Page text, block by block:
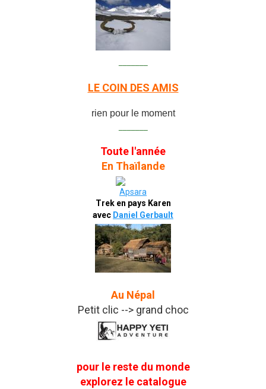
LE COIN DES AMIS
rien pour le moment
Toute l'année
En Thaïlande
Trek en pays Karen
avec Daniel Gerbault
Au Népal
Petit clic --> grand choc
pour le reste du monde
explorez le catalogue